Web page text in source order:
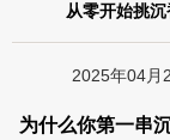
从零开始挑
2025年04
为什么你第一串